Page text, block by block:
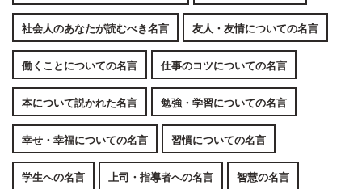
社会人のあなたが読むべき名言 友人・友情についての名言
働くことについての名言 仕事のコツについての名言
本について説かれた名言 勉強・学習についての名言
幸せ・幸福についての名言 習慣についての名言
学生への名言 上司・指導者への名言 智慧の名言